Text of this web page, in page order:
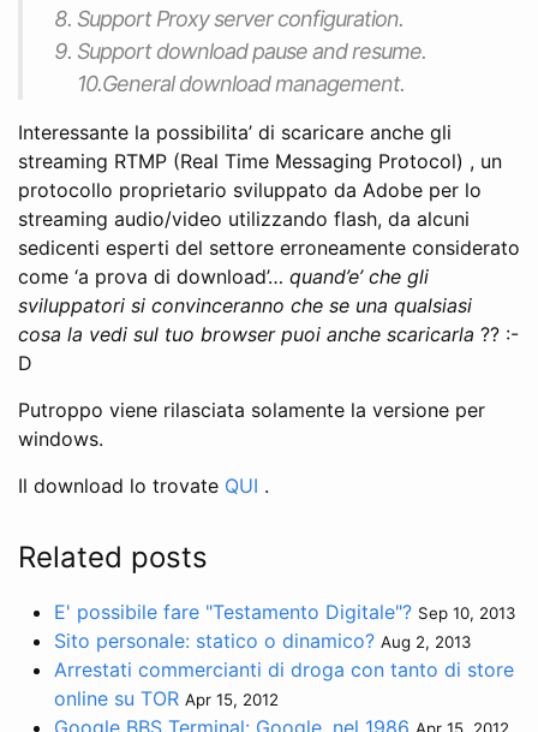
Support Proxy server configuration.
Support download pause and resume.
10.General download management.
Interessante la possibilita’ di scaricare anche gli
streaming RTMP (Real Time Messaging Protocol) , un
protocollo proprietario sviluppato da Adobe per lo
streaming audio/video utilizzando flash, da alcuni
sedicenti esperti del settore erroneamente considerato
come ‘a prova di download’… quand’e’ che gli
sviluppatori si convinceranno che se una qualsiasi
cosa la vedi sul tuo browser puoi anche scaricarla ?? :-
D
Putroppo viene rilasciata solamente la versione per
windows.
Il download lo trovate QUI .
Related posts
E' possibile fare "Testamento Digitale"? Sep 10, 2013
Sito personale: statico o dinamico? Aug 2, 2013
Arrestati commercianti di droga con tanto di store
online su TOR Apr 15, 2012
Google BBS Terminal: Google, nel 1986